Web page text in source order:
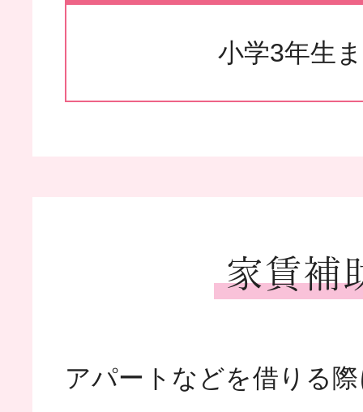
小学3年生
家賃補
アパートなどを借りる